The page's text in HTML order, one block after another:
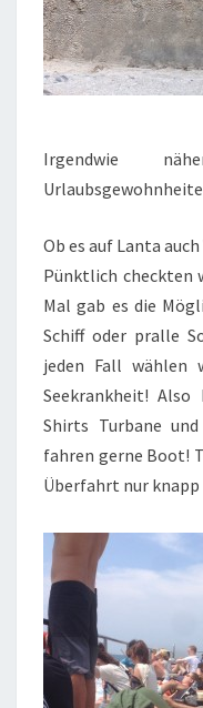
Irgendwie
Ob es auf Lanta
Pünktlich checkten
Mal gab es die
Schiff oder pralle
jeden Fall wählen
Seekrankheit!
Shirts Turbane
fahren gerne Boot!
Überfahrt nur knapp